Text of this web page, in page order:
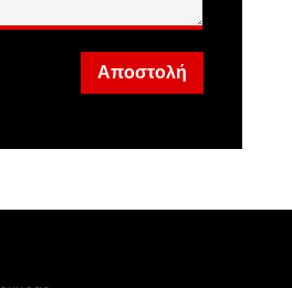
Αποστολή